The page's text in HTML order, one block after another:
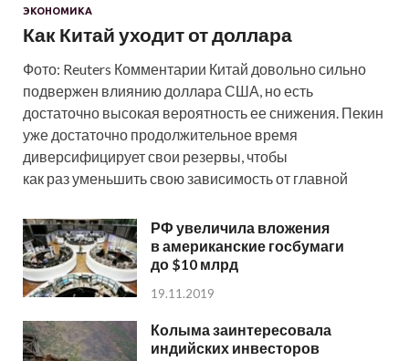
ЭКОНОМИКА
Как Китай уходит от доллара
Фото: Reuters Комментарии Китай довольно сильно
подвержен влиянию доллара США, но есть
достаточно высокая вероятность ее снижения. Пекин
уже достаточно продолжительное время
диверсифицирует свои резервы, чтобы
как раз уменьшить свою зависимость от главной
РФ увеличила вложения
в американские госбумаги
до $10 млрд
19.11.2019
Колыма заинтересовала
индийских инвесторов